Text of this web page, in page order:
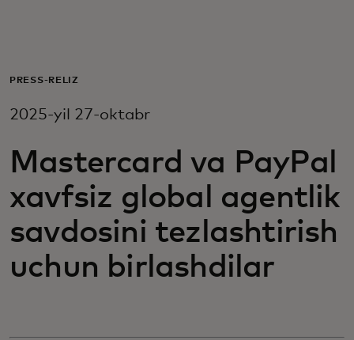
Biznes uchun
Innovatorlar uchun
Yangiliklar va trendlar
PRESS-RELIZ
2025-yil 27-oktabr
Mastercard va PayPal
xavfsiz global agentlik
savdosini tezlashtirish
uchun birlashdilar